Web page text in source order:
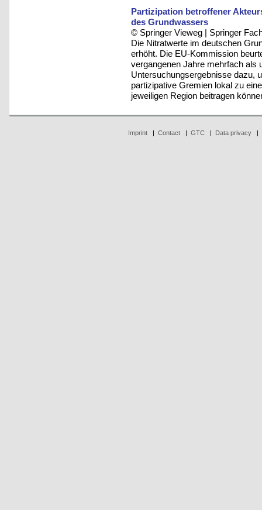
Partizipation betroffener
des Grundwassers
© Springer Vieweg | Springer
Die Nitratwerte im deutschen
erhöht. Die EU-Kommission
vergangenen Jahre mehrfach als
Untersuchungsergebnisse dazu,
partizipative Gremien lokal zu
jeweiligen Region beitragen
Imprint Contact GTC Data privacy